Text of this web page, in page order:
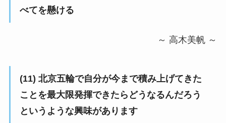
べてを懸ける
～ 高木美帆 ～
(11) 北京五輪で自分が今まで積み上げてきた
ことを最大限発揮できたらどうなるんだろう
というような興味があります